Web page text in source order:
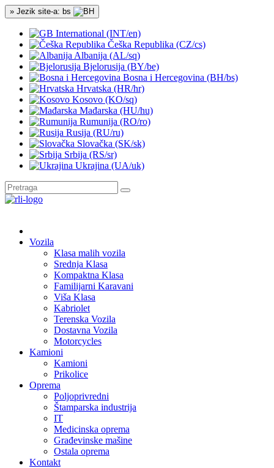
» Jezik site-a: bs
International (INT/en)
Češka Republika (CZ/cs)
Albanija (AL/sq)
Bjelorusija (BY/be)
Bosna i Hercegovina (BH/bs)
Hrvatska (HR/hr)
Kosovo (KO/sq)
Mađarska (HU/hu)
Rumunija (RO/ro)
Rusija (RU/ru)
Slovačka (SK/sk)
Srbija (RS/sr)
Ukrajina (UA/uk)
Vozila
Klasa malih vozila
Srednja Klasa
Kompaktna Klasa
Familijarni Karavani
Viša Klasa
Kabriolet
Terenska Vozila
Dostavna Vozila
Motorcycles
Kamioni
Kamioni
Prikolice
Oprema
Poljoprivredni
Štamparska industrija
IT
Medicinska oprema
Građevinske mašine
Ostala oprema
Kontakt